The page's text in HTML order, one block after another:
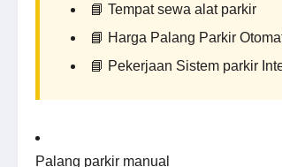
📘 Tempat sewa alat parkir
📘 Harga Palang Parkir
📘 Pekerjaan Sistem parkir
Palang parkir manual